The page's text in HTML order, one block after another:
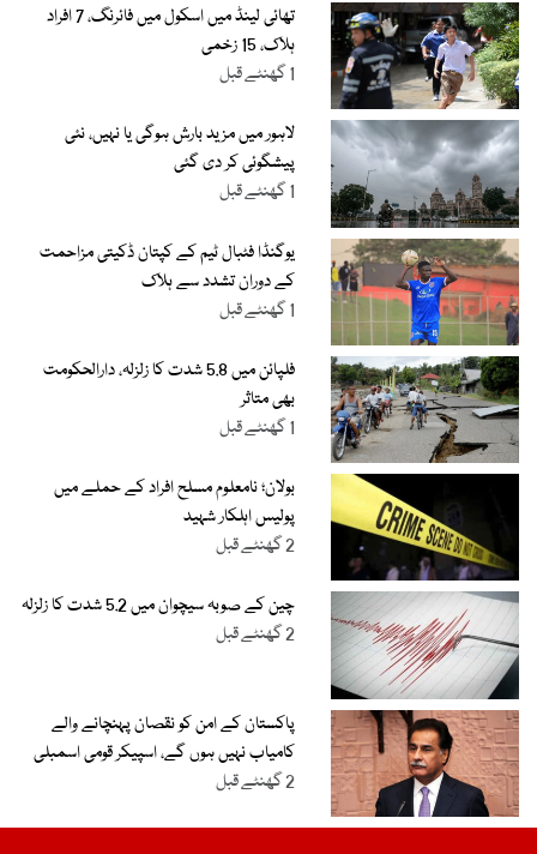
تھائی لینڈ میں اسکول میں فائرنگ، 7 افراد
ہلاک، 15 زخمی
1 گھنٹے قبل
لاہور میں مزید بارش ہوگی یا نہیں، نئی
پیشگوئی کر دی گئی
1 گھنٹے قبل
یوگنڈا فٹبال ٹیم کے کپتان ڈکیتی مزاحمت
کے دوران تشدد سے ہلاک
1 گھنٹے قبل
فلپائن میں 5.8 شدت کا زلزلہ، دارالحکومت
بھی متاثر
1 گھنٹے قبل
بولان؛ نامعلوم مسلح افراد کے حملے میں
پولیس اہلکار شہید
2 گھنٹے قبل
چین کے صوبہ سیچوان میں 5.2 شدت کا زلزلہ
2 گھنٹے قبل
پاکستان کے امن کو نقصان پہنچانے والے
کامیاب نہیں ہوں گے، اسپیکر قومی اسمبلی
2 گھنٹے قبل